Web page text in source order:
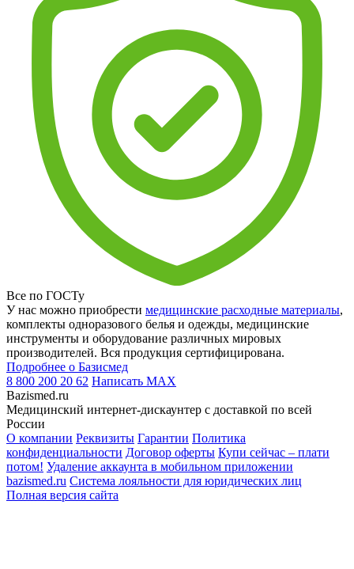
Все по ГОСТу
У нас можно приобрести медицинские расходные материалы,
комплекты одноразового белья и одежды, медицинские
инструменты и оборудование различных мировых
производителей. Вся продукция сертифицирована.
Подробнее о Базисмед
8 800 200 20 62 Написать MAX
Bazismed.ru
Медицинский интернет-дискаунтер с доставкой по всей
России
О компании Реквизиты Гарантии Политика
конфиденциальности Договор оферты Купи сейчас – плати
потом! Удаление аккаунта в мобильном приложении
bazismed.ru Система лояльности для юридических лиц
Полная версия сайта